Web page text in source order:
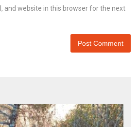
and website in this browser for the next